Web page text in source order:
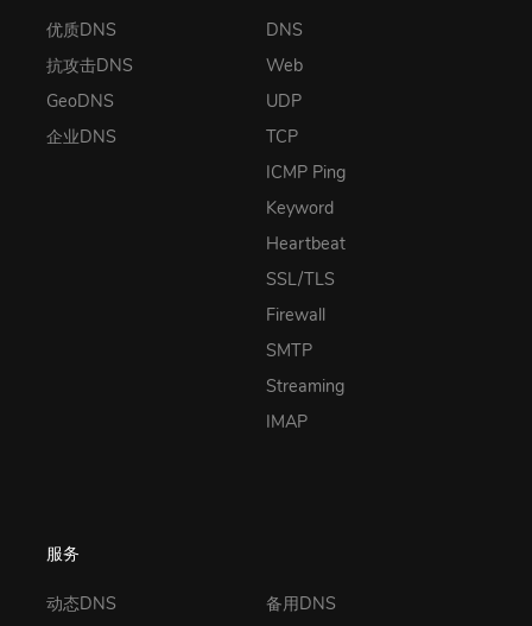
优质DNS
抗攻击DNS
GeoDNS
企业DNS
DNS
Web
UDP
TCP
ICMP Ping
Keyword
Heartbeat
SSL/TLS
Firewall
SMTP
Streaming
IMAP
服务
动态DNS
备用DNS